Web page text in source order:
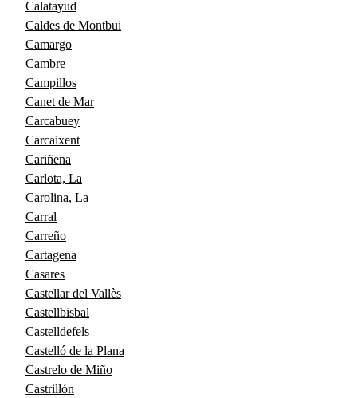
Calatayud
Caldes de Montbui
Camargo
Cambre
Campillos
Canet de Mar
Carcabuey
Carcaixent
Cariñena
Carlota, La
Carolina, La
Carral
Carreño
Cartagena
Casares
Castellar del Vallès
Castellbisbal
Castelldefels
Castelló de la Plana
Castrelo de Miño
Castrillón